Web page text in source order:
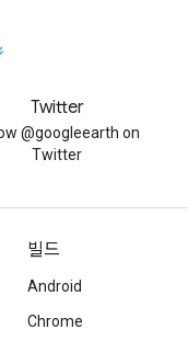
Twitter
@googleearth on
Twitter
빌드
Android
Chrome